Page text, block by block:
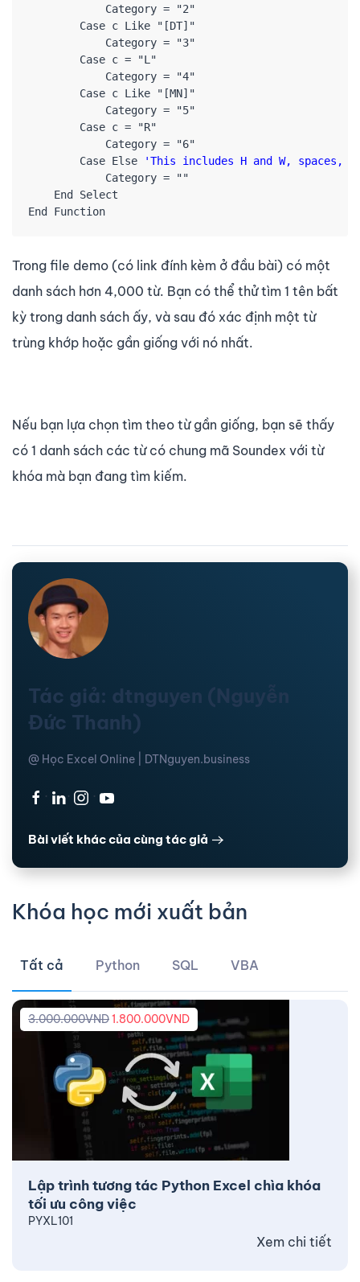
            Category = "2"
        Case c Like "[DT]"
            Category = "3"
        Case c = "L"
            Category = "4"
        Case c Like "[MN]"
            Category = "5"
        Case c = "R"
            Category = "6"
        Case Else
'This includes H and W, spaces,
            Category = ""
    End Select
End Function
Trong file demo (có link đính kèm ở đầu bài) có một
danh sách hơn 4,000 từ. Bạn có thể thử tìm 1 tên bất
kỳ trong danh sách ấy, và sau đó xác định một từ
trùng khớp hoặc gần giống với nó nhất.
Nếu bạn lựa chọn tìm theo từ gần giống, bạn sẽ thấy
có 1 danh sách các từ có chung mã Soundex với từ
khóa mà bạn đang tìm kiếm.
Tác giả: dtnguyen (Nguyễn
Đức Thanh)
@ Học Excel Online | DTNguyen.business
· · ·
Bài viết khác của cùng tác giả
Khóa học mới xuất bản
Tất cả Python SQL VBA
Lập trình tương tác Python Excel chìa khóa
tối ưu công việc
3.000.000VND1.800.000VND
PYXL101
Xem chi tiết